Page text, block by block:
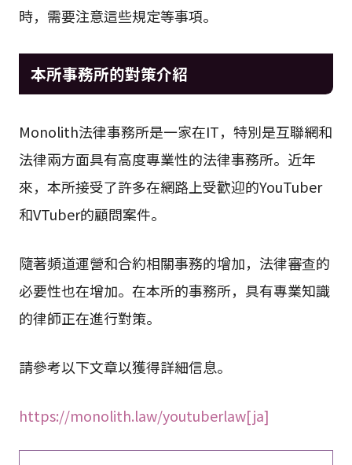
時，需要注意這些規定等事項。
本所事務所的對策介紹
Monolith法律事務所是一家在IT，特別是互聯網和
法律兩方面具有高度專業性的法律事務所。近年
來，本所接受了許多在網路上受歡迎的YouTuber
和VTuber的顧問案件。
隨著頻道運營和合約相關事務的增加，法律審查的
必要性也在增加。在本所的事務所，具有專業知識
的律師正在進行對策。
請參考以下文章以獲得詳細信息。
https://monolith.law/youtuberlaw[ja]